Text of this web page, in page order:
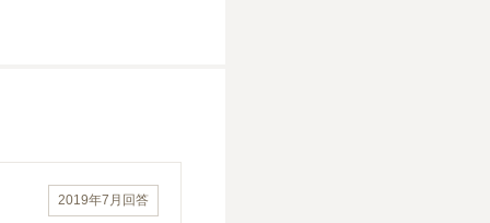
2019年7月 回答